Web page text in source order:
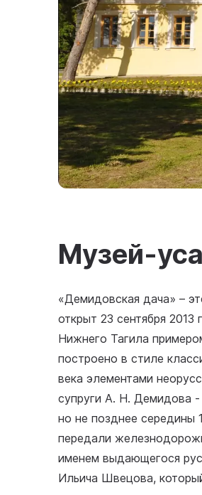
Музей-
«Демидовская дача» –
открыт 23 сентября
Нижнего Тагила
построено в стиле
века элементами
супруги А. Н. Демидова
но не позднее середины
передали
именем выдающегося
Ильича Швецова,